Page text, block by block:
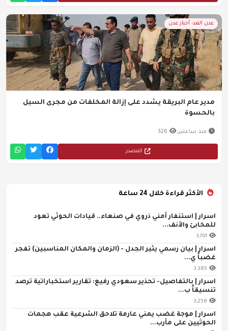
عدن الغد- أخبار عدن
مدير عام البريقة يشدد على إزالة المخلفات من مجرى السيل
بالحسوة
منذ ساعتين 326
المصدر
الأكثر قراءة خلال 24 ساعة
اسرار | استنفار أمني ذروي في صنعاء.. قيادات الحوثي تعود
للمخابئ والأنف...
3,701
اسرار | بيان رسمي يثير الجدل - (الزمان والمكان المناسبين) تفجر
غضباً ي...
3,385
اسرار | بالتفاصيل- تحذير سعودي رفيع: تقارير استخباراتية ترصد
تنسيقاً ب...
3,258
اسرار | موجة غضب يمني عارمة تلاحق الشرعية عقب هجمات
الحوثيين على مأرب...